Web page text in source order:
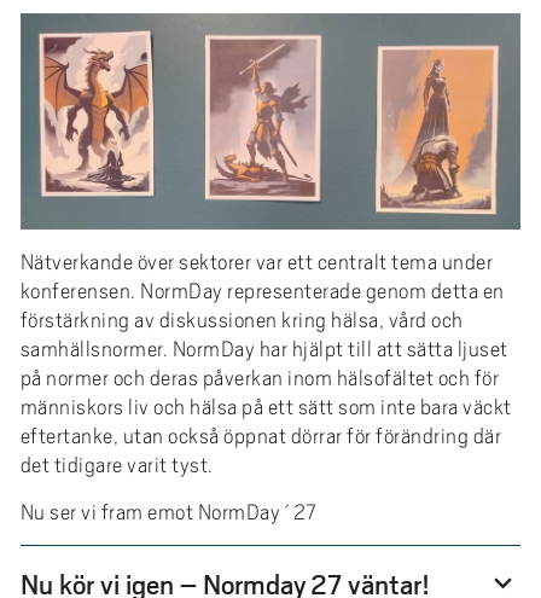
Nätverkande över sektorer var ett centralt tema under
konferensen. NormDay representerade genom detta en
förstärkning av diskussionen kring hälsa, vård och
samhällsnormer. NormDay har hjälpt till att sätta ljuset
på normer och deras påverkan inom hälsofältet och för
människors liv och hälsa på ett sätt som inte bara väckt
eftertanke, utan också öppnat dörrar för förändring där
det tidigare varit tyst.
Nu ser vi fram emot NormDay´27
Nu kör vi igen – Normday 27 väntar! expand_more